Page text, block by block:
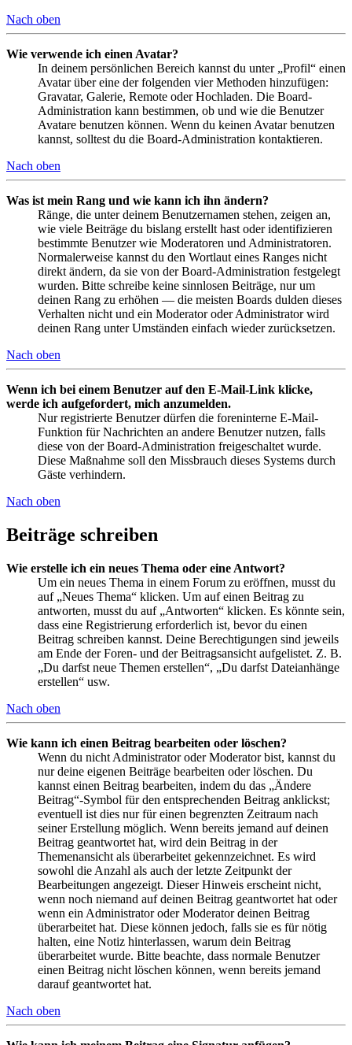
Nach oben
Wie verwende ich einen Avatar?
In deinem persönlichen Bereich kannst du unter „Profil“ einen
Avatar über eine der folgenden vier Methoden hinzufügen:
Gravatar, Galerie, Remote oder Hochladen. Die Board-
Administration kann bestimmen, ob und wie die Benutzer
Avatare benutzen können. Wenn du keinen Avatar benutzen
kannst, solltest du die Board-Administration kontaktieren.
Nach oben
Was ist mein Rang und wie kann ich ihn ändern?
Ränge, die unter deinem Benutzernamen stehen, zeigen an,
wie viele Beiträge du bislang erstellt hast oder identifizieren
bestimmte Benutzer wie Moderatoren und Administratoren.
Normalerweise kannst du den Wortlaut eines Ranges nicht
direkt ändern, da sie von der Board-Administration festgelegt
wurden. Bitte schreibe keine sinnlosen Beiträge, nur um
deinen Rang zu erhöhen — die meisten Boards dulden dieses
Verhalten nicht und ein Moderator oder Administrator wird
deinen Rang unter Umständen einfach wieder zurücksetzen.
Nach oben
Wenn ich bei einem Benutzer auf den E-Mail-Link klicke,
werde ich aufgefordert, mich anzumelden.
Nur registrierte Benutzer dürfen die foreninterne E-Mail-
Funktion für Nachrichten an andere Benutzer nutzen, falls
diese von der Board-Administration freigeschaltet wurde.
Diese Maßnahme soll den Missbrauch dieses Systems durch
Gäste verhindern.
Nach oben
Beiträge schreiben
Wie erstelle ich ein neues Thema oder eine Antwort?
Um ein neues Thema in einem Forum zu eröffnen, musst du
auf „Neues Thema“ klicken. Um auf einen Beitrag zu
antworten, musst du auf „Antworten“ klicken. Es könnte sein,
dass eine Registrierung erforderlich ist, bevor du einen
Beitrag schreiben kannst. Deine Berechtigungen sind jeweils
am Ende der Foren- und der Beitragsansicht aufgelistet. Z. B.
„Du darfst neue Themen erstellen“, „Du darfst Dateianhänge
erstellen“ usw.
Nach oben
Wie kann ich einen Beitrag bearbeiten oder löschen?
Wenn du nicht Administrator oder Moderator bist, kannst du
nur deine eigenen Beiträge bearbeiten oder löschen. Du
kannst einen Beitrag bearbeiten, indem du das „Ändere
Beitrag“-Symbol für den entsprechenden Beitrag anklickst;
eventuell ist dies nur für einen begrenzten Zeitraum nach
seiner Erstellung möglich. Wenn bereits jemand auf deinen
Beitrag geantwortet hat, wird dein Beitrag in der
Themenansicht als überarbeitet gekennzeichnet. Es wird
sowohl die Anzahl als auch der letzte Zeitpunkt der
Bearbeitungen angezeigt. Dieser Hinweis erscheint nicht,
wenn noch niemand auf deinen Beitrag geantwortet hat oder
wenn ein Administrator oder Moderator deinen Beitrag
überarbeitet hat. Diese können jedoch, falls sie es für nötig
halten, eine Notiz hinterlassen, warum dein Beitrag
überarbeitet wurde. Bitte beachte, dass normale Benutzer
einen Beitrag nicht löschen können, wenn bereits jemand
darauf geantwortet hat.
Nach oben